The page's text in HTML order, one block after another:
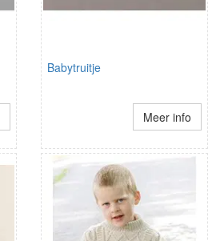
Babytruitje
Meer info